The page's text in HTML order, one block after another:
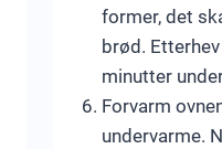
former, det
brød.
minutter
Forvarm
undervarme.